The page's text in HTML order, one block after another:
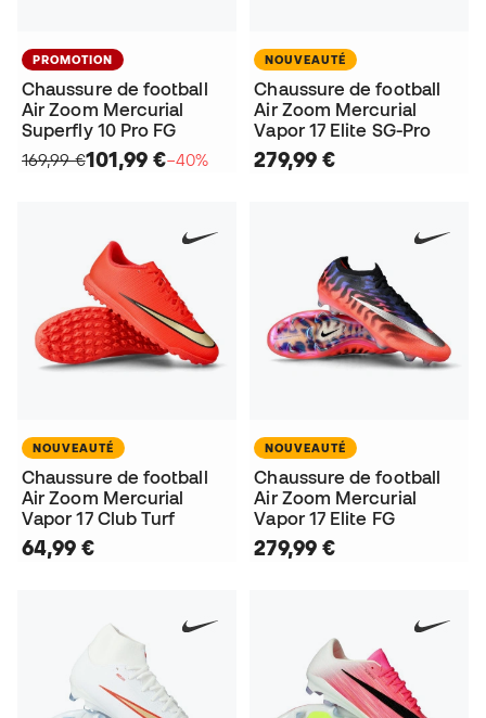
PROMOTION
Chaussure de football
Air Zoom Mercurial
Superfly 10 Pro FG
169,99 €101,99 €−40%
NOUVEAUTÉ
Chaussure de football
Air Zoom Mercurial
Vapor 17 Elite SG-Pro
279,99 €
NOUVEAUTÉ
Chaussure de football
Air Zoom Mercurial
Vapor 17 Club Turf
64,99 €
NOUVEAUTÉ
Chaussure de football
Air Zoom Mercurial
Vapor 17 Elite FG
279,99 €